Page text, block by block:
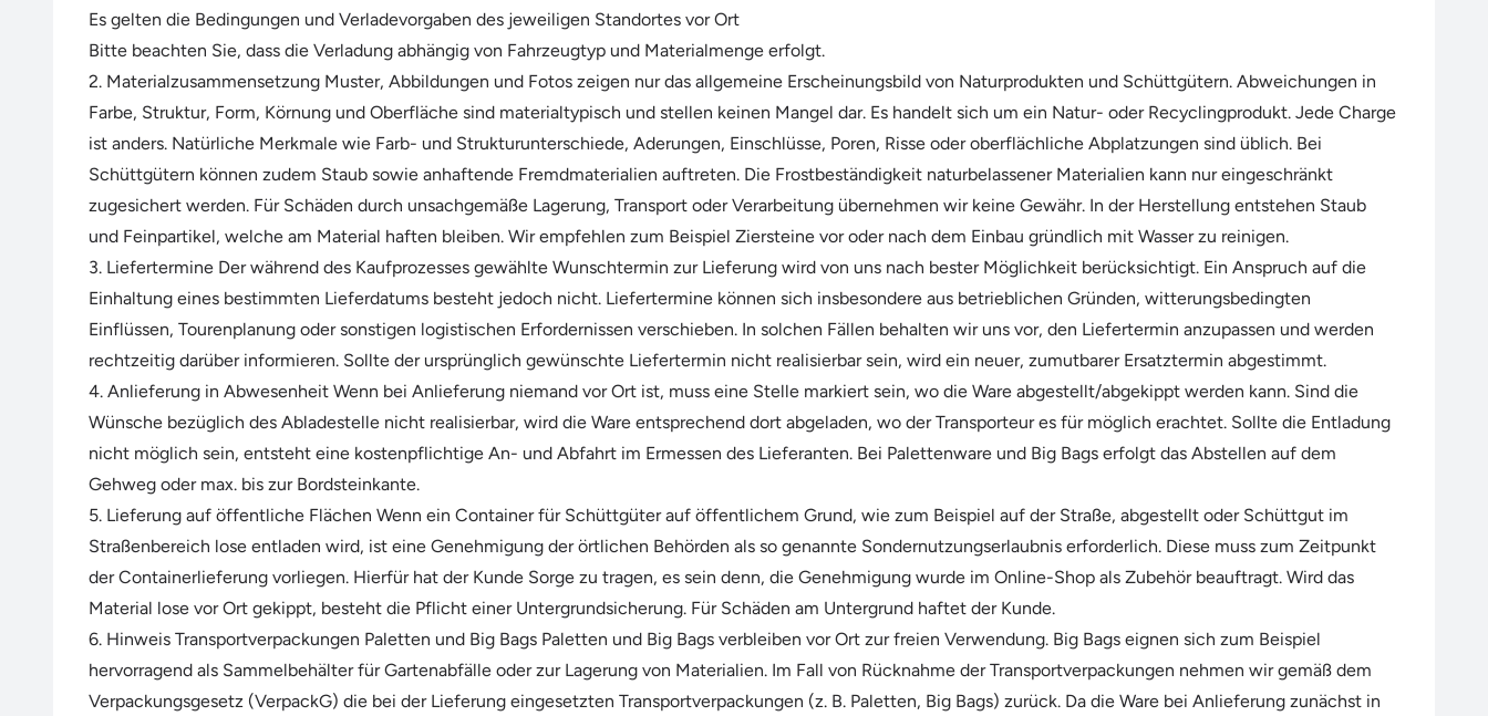
Es gelten die Bedingungen und Verladevorgaben des jeweiligen Standortes vor Ort
Bitte beachten Sie, dass die Verladung abhängig von Fahrzeugtyp und Materialmenge erfolgt.
2. Materialzusammensetzung Muster, Abbildungen und Fotos zeigen nur das allgemeine Erscheinungsbild von Naturprodukten und Schüttgütern. Abweichungen in
Farbe, Struktur, Form, Körnung und Oberfläche sind materialtypisch und stellen keinen Mangel dar. Es handelt sich um ein Natur- oder Recyclingprodukt. Jede Charge
ist anders. Natürliche Merkmale wie Farb- und Strukturunterschiede, Aderungen, Einschlüsse, Poren, Risse oder oberflächliche Abplatzungen sind üblich. Bei
Schüttgütern können zudem Staub sowie anhaftende Fremdmaterialien auftreten. Die Frostbeständigkeit naturbelassener Materialien kann nur eingeschränkt
zugesichert werden. Für Schäden durch unsachgemäße Lagerung, Transport oder Verarbeitung übernehmen wir keine Gewähr. In der Herstellung entstehen Staub
und Feinpartikel, welche am Material haften bleiben. Wir empfehlen zum Beispiel Ziersteine vor oder nach dem Einbau gründlich mit Wasser zu reinigen.
3. Liefertermine Der während des Kaufprozesses gewählte Wunschtermin zur Lieferung wird von uns nach bester Möglichkeit berücksichtigt. Ein Anspruch auf die
Einhaltung eines bestimmten Lieferdatums besteht jedoch nicht. Liefertermine können sich insbesondere aus betrieblichen Gründen, witterungsbedingten
Einflüssen, Tourenplanung oder sonstigen logistischen Erfordernissen verschieben. In solchen Fällen behalten wir uns vor, den Liefertermin anzupassen und werden
rechtzeitig darüber informieren. Sollte der ursprünglich gewünschte Liefertermin nicht realisierbar sein, wird ein neuer, zumutbarer Ersatztermin abgestimmt.
4. Anlieferung in Abwesenheit Wenn bei Anlieferung niemand vor Ort ist, muss eine Stelle markiert sein, wo die Ware abgestellt/abgekippt werden kann. Sind die
Wünsche bezüglich des Abladestelle nicht realisierbar, wird die Ware entsprechend dort abgeladen, wo der Transporteur es für möglich erachtet. Sollte die Entladung
nicht möglich sein, entsteht eine kostenpflichtige An- und Abfahrt im Ermessen des Lieferanten. Bei Palettenware und Big Bags erfolgt das Abstellen auf dem
Gehweg oder max. bis zur Bordsteinkante.
5. Lieferung auf öffentliche Flächen Wenn ein Container für Schüttgüter auf öffentlichem Grund, wie zum Beispiel auf der Straße, abgestellt oder Schüttgut im
Straßenbereich lose entladen wird, ist eine Genehmigung der örtlichen Behörden als so genannte Sondernutzungserlaubnis erforderlich. Diese muss zum Zeitpunkt
der Containerlieferung vorliegen. Hierfür hat der Kunde Sorge zu tragen, es sein denn, die Genehmigung wurde im Online-Shop als Zubehör beauftragt. Wird das
Material lose vor Ort gekippt, besteht die Pflicht einer Untergrundsicherung. Für Schäden am Untergrund haftet der Kunde.
6. Hinweis Transportverpackungen Paletten und Big Bags Paletten und Big Bags verbleiben vor Ort zur freien Verwendung. Big Bags eignen sich zum Beispiel
hervorragend als Sammelbehälter für Gartenabfälle oder zur Lagerung von Materialien. Im Fall von Rücknahme der Transportverpackungen nehmen wir gemäß dem
Verpackungsgesetz (VerpackG) die bei der Lieferung eingesetzten Transportverpackungen (z. B. Paletten, Big Bags) zurück. Da die Ware bei Anlieferung zunächst in